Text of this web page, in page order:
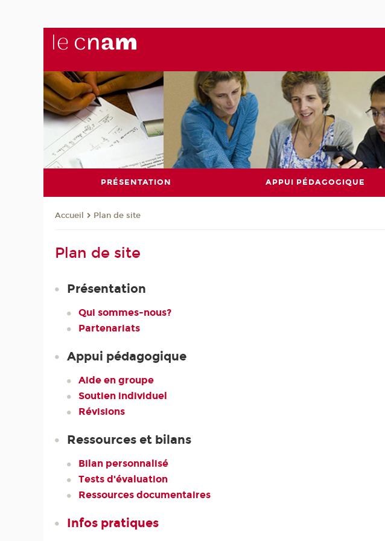
PRÉSENTATION APPUI PÉDAGOGIQUE
Accueil Plan de site
Plan de site
Présentation
Qui sommes-nous?
Partenariats
Appui pédagogique
Aide en groupe
Soutien individuel
Révisions
Ressources et bilans
Bilan personnalisé
Tests d'évaluation
Ressources documentaires
Infos pratiques